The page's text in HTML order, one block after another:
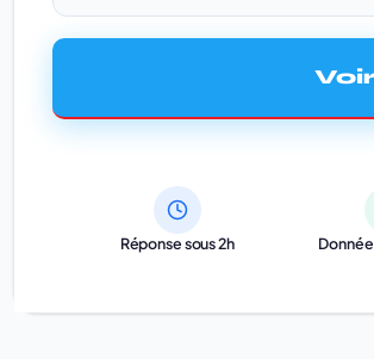
Réponse sous 2h